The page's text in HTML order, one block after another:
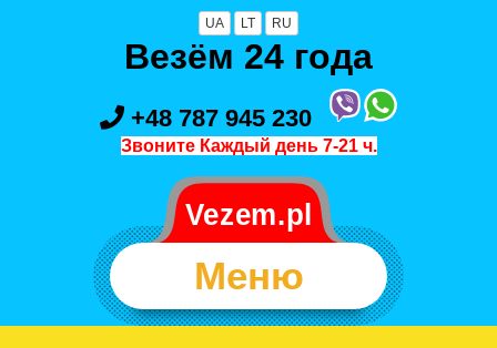
UA LT RU
Везём 24 года
+48 787 945 230
Звоните Каждый день 7-21 ч.
Меню